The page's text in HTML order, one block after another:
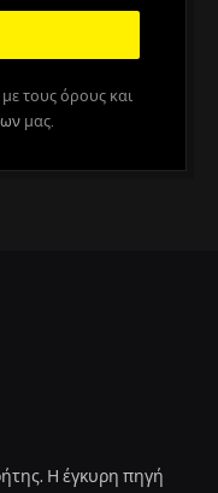
τους όρους και
μας.
Η έγκυρη πηγή